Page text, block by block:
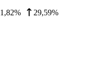
1,82% 29,59%